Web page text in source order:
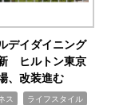
デイダイニング
ヒルトン東京
、改装進む
ス ライフスタイル